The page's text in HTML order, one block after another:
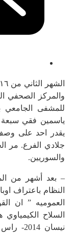
والمركز الصحفي
للمشفى الجامعي
ياسمين فقي
يقدر احد على وصف
جلادي الفرع. مر
والسوريين.
– بعد أشهر من
العموميه ” ان
السلاح
نيسان